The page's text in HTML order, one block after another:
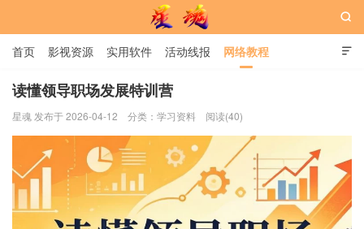
星魂网

首页 影视资源 实用软件 活动线报 网络教程
用户中心 书籍 娱乐

读懂领导职场发展特训营
星魂 发布于 2026-04-12 分类： 学习资料 阅读(40)